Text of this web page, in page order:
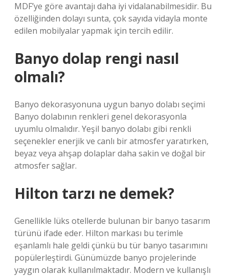
MDF’ye göre avantajı daha iyi vidalanabilmesidir. Bu
özelliğinden dolayı sunta, çok sayıda vidayla monte
edilen mobilyalar yapmak için tercih edilir.
Banyo dolap rengi nasıl
olmalı?
Banyo dekorasyonuna uygun banyo dolabı seçimi
Banyo dolabının renkleri genel dekorasyonla
uyumlu olmalıdır. Yeşil banyo dolabı gibi renkli
seçenekler enerjik ve canlı bir atmosfer yaratırken,
beyaz veya ahşap dolaplar daha sakin ve doğal bir
atmosfer sağlar.
Hilton tarzı ne demek?
Genellikle lüks otellerde bulunan bir banyo tasarım
türünü ifade eder. Hilton markası bu terimle
eşanlamlı hale geldi çünkü bu tür banyo tasarımını
popülerleştirdi. Günümüzde banyo projelerinde
yaygın olarak kullanılmaktadır. Modern ve kullanışlı